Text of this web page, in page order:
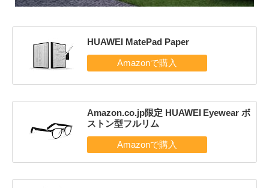
HUAWEI MatePad Paper
Amazon.co.jp限定 HUAWEI Eyewear ボ
ストン型フルリム